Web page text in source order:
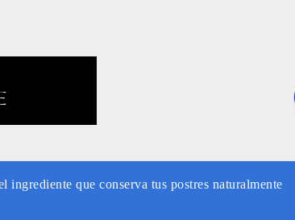
ingrediente que conserva tus postres naturalmente